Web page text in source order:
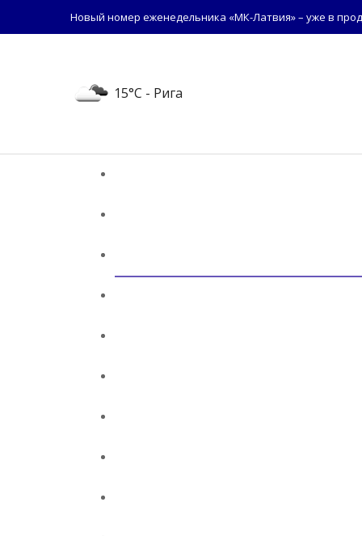
Новый номер еженедельника «МК-Латвия» – уже в
15°C - Рига